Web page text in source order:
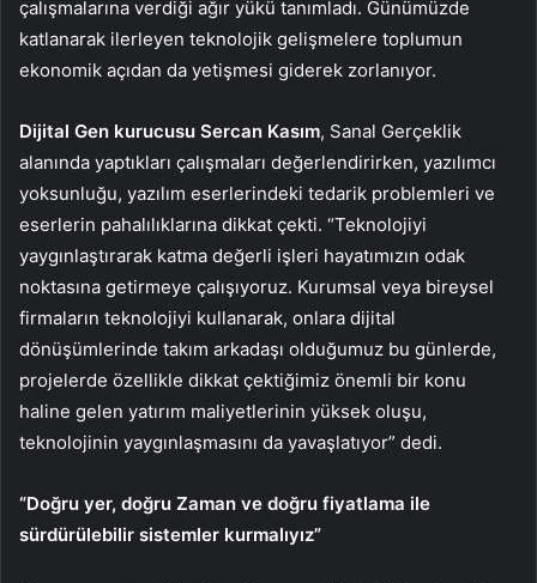
çalışmalarına verdiği ağır yükü tanımladı. Günümüzde
katlanarak ilerleyen teknolojik gelişmelere toplumun
ekonomik açıdan da yetişmesi giderek zorlanıyor.
Dijital Gen kurucusu Sercan Kasım, Sanal Gerçeklik
alanında yaptıkları çalışmaları değerlendirirken, yazılımcı
yoksunluğu, yazılım eserlerindeki tedarik problemleri ve
eserlerin pahalılıklarına dikkat çekti. “Teknolojiyi
yaygınlaştırarak katma değerli işleri hayatımızın odak
noktasına getirmeye çalışıyoruz. Kurumsal veya bireysel
firmaların teknolojiyi kullanarak, onlara dijital
dönüşümlerinde takım arkadaşı olduğumuz bu günlerde,
projelerde özellikle dikkat çektiğimiz önemli bir konu
haline gelen yatırım maliyetlerinin yüksek oluşu,
teknolojinin yaygınlaşmasını da yavaşlatıyor” dedi.
“Doğru yer, doğru Zaman ve doğru fiyatlama ile
sürdürülebilir sistemler kurmalıyız”